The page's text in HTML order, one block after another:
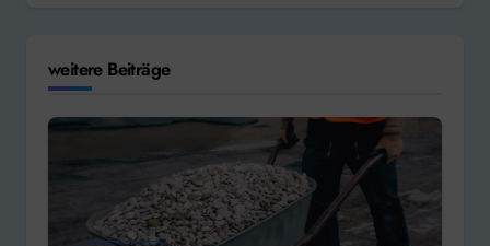
weitere Beiträge